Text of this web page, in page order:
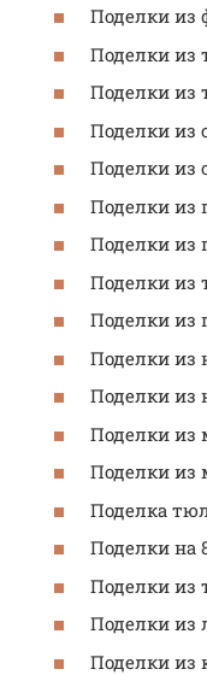
Поделки из
Поделки из
Поделки из
Поделки из
Поделки из
Поделки из
Поделки из
Поделки из
Поделки из
Поделки из
Поделки из
Поделки из
Поделки из
Поделка
Поделки на
Поделки из
Поделки из
Поделки из